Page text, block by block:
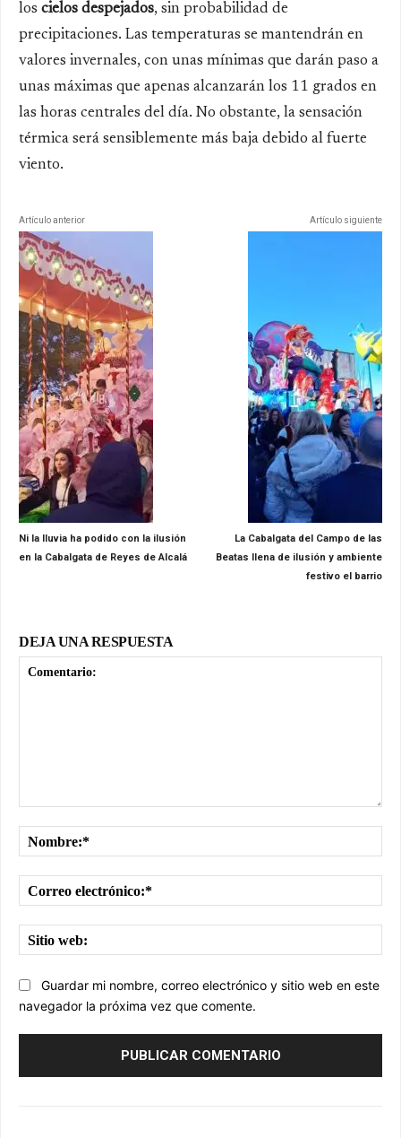
los cielos despejados, sin probabilidad de
precipitaciones. Las temperaturas se mantendrán en
valores invernales, con unas mínimas que darán paso a
unas máximas que apenas alcanzarán los 11 grados en
las horas centrales del día. No obstante, la sensación
térmica será sensiblemente más baja debido al fuerte
viento.
Artículo anterior
Ni la lluvia ha podido con la ilusión
en la Cabalgata de Reyes de Alcalá
Artículo siguiente
La Cabalgata del Campo de las
Beatas llena de ilusión y ambiente
festivo el barrio
DEJA UNA RESPUESTA
Guardar mi nombre, correo electrónico y sitio web en este
navegador la próxima vez que comente.